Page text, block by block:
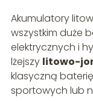
Akumulatory
wszystkim duże
elektrycznych i
lżejszy litowo-
klasyczną
sportowych lub